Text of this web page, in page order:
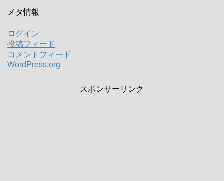
メタ情報
ログイン
投稿フィード
コメントフィード
WordPress.org
スポンサーリンク